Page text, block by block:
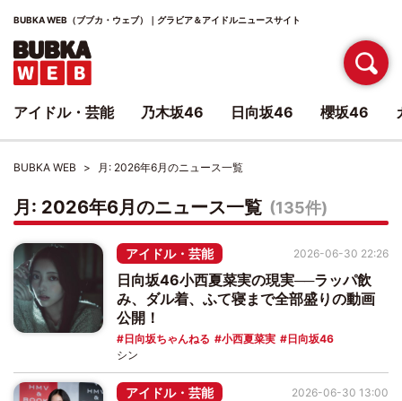
BUBKA WEB（ブブカ・ウェブ）｜グラビア＆アイドルニュースサイト
BUBKA WEB 月: 2026年6月のニュース一覧
月: 2026年6月 のニュース一覧 (135件)
アイドル・芸能
日向坂46小西夏菜実の現実──ラッパ飲
み、ダル着、ふて寝まで全部盛りの動画
公開！
日向坂ちゃんねる 小西夏菜実 日向坂46
2026-06-30 22:26
シン
アイドル・芸能 2026-06-30 13:00
アイドル・芸能 乃木坂46 日向坂46 櫻坂46